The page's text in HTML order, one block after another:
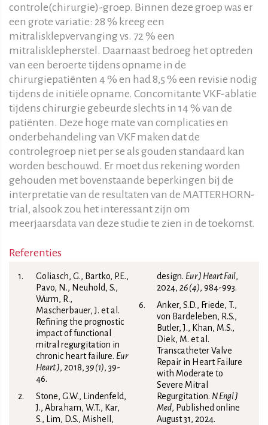
controle(chirurgie)-groep. Binnen deze groep was er
een grote variatie: 28 % kreeg een
mitralisklepvervanging vs. 72 % een
mitralisklepherstel. Daarnaast bedroeg het optreden
van een beroerte tijdens opname in de
chirurgiepatiënten 4 % en had 8,5 % een revisie nodig
tijdens de initiële opname. Concomitante VKF-ablatie
tijdens chirurgie gebeurde slechts in 14 % van de
patiënten. Deze hoge mate van complicaties en
onderbehandeling van VKF maken dat de
controlegroep niet per se als gouden standaard kan
worden beschouwd. Er moet dus rekening worden
gehouden met bovenstaande beperkingen bij de
interpretatie van de resultaten van de MATTERHORN-
trial, alsook zou het interessant zijn om
meerjaarsdata van deze studie te zien in de toekomst.
Referenties
Goliasch, G., Bartko, P.E.,
Pavo, N., Neuhold, S.,
Wurm, R.,
Mascherbauer, J. et al.
Refining the prognostic
impact of functional
mitral regurgitation in
chronic heart failure. Eur
Heart J, 2018, 39 (1), 39-
46.
Stone, G.W., Lindenfeld,
J., Abraham, W.T., Kar,
S., Lim, D.S., Mishell,
design. Eur J Heart Fail,
2024, 26 (4), 984-993.
Anker, S.D., Friede, T.,
von Bardeleben, R.S.,
Butler, J., Khan, M.S.,
Diek, M. et al.
Transcatheter Valve
Repair in Heart Failure
with Moderate to
Severe Mitral
Regurgitation. N Engl J
Med, Published online
August 31, 2024.